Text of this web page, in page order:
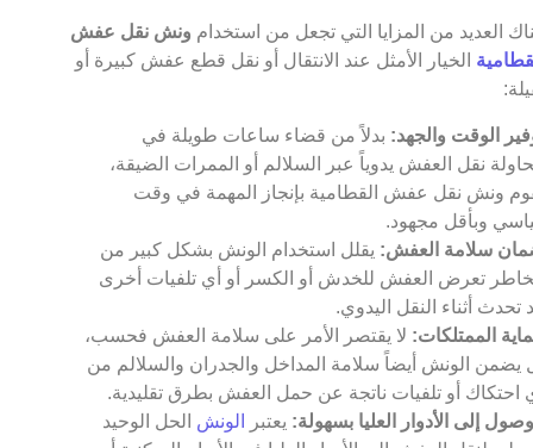
العديد من المزايا التي تجعل من استخدام ونش نقل عفش
الخيار الأمثل عند الانتقال أو نقل قطع عفش كبيرة أو
الوقت والجهد: بدلاً من قضاء ساعات طويلة في
نقل العفش يدوياً عبر السلالم أو الممرات الضيقة،
ونش نقل عفش القطامية بإنجاز المهمة في وقت
وبأقل مجهود.
سلامة العفش: يقلل استخدام الونش بشكل كبير من
تعرض العفش للخدش أو الكسر أو أي تلفيات أخرى
تحدث أثناء النقل اليدوي.
الممتلكات: لا يقتصر الأمر على سلامة العفش فحسب،
يضمن الونش أيضاً سلامة المداخل والجدران والسلالم من
احتكاك أو تلفيات ناتجة عن حمل العفش بطرق تقليدية.
إلى الأدوار العليا بسهولة: يعتبر الونش الحل الوحيد